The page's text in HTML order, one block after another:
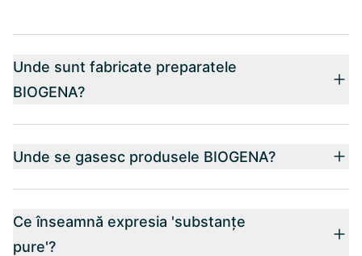
Unde sunt fabricate preparatele
BIOGENA?
Unde se gasesc produsele BIOGENA?
Ce înseamnă expresia 'substanțe
pure'?